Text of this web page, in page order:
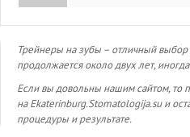
Трейнеры на зубы – отличный
продолжается около двух лет,
Если вы довольны нашим сайтом, то
на Ekaterinburg.Stomatologija.su и
процедуры и результате.